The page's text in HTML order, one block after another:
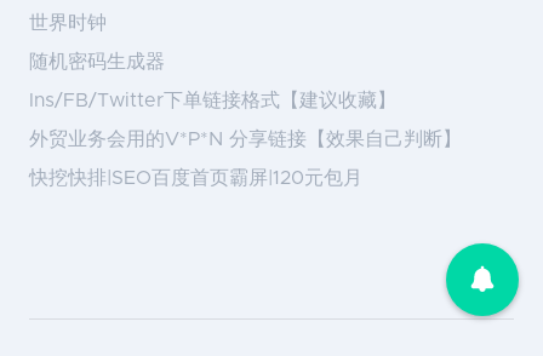
世界时钟
随机密码生成器
Ins/FB/Twitter下单链接格式【建议收藏】
外贸业务会用的V*P*N 分享链接【效果自己判断】
快挖快排|SEO百度首页霸屏|120元包月